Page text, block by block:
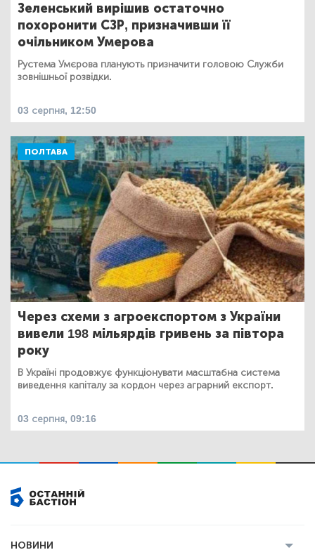
Зеленський вирішив остаточно
похоронити СЗР, призначивши її
очільником Умерова
Рустема Умєрова планують призначити головою Служби
зовнішньої розвідки.
03 серпня, 12:50
ПОЛТАВА
Через схеми з агроекспортом з України
вивели 198 мільярдів гривень за півтора
року
В Україні продовжує функціонувати масштабна система
виведення капіталу за кордон через аграрний експорт.
03 серпня, 09:16
НОВИНИ